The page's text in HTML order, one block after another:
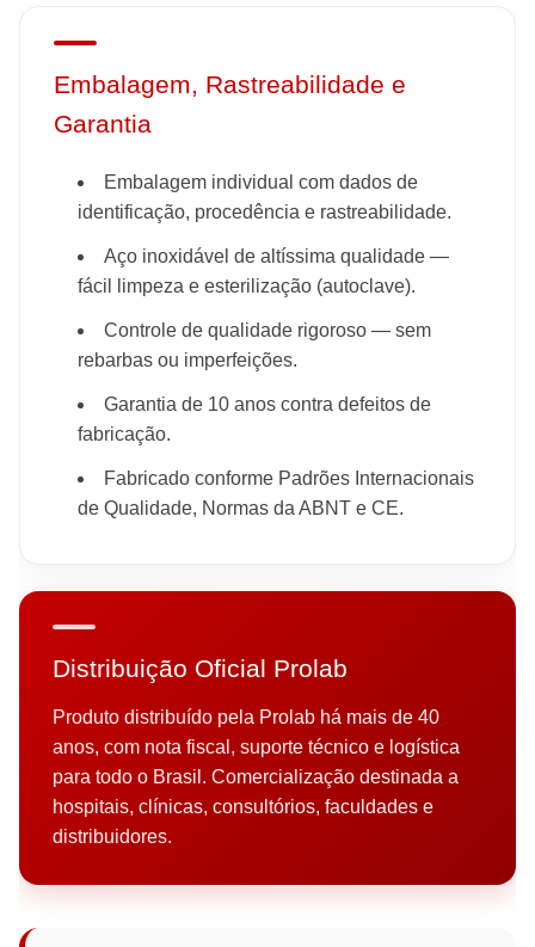
Embalagem, Rastreabilidade e
Garantia
Embalagem individual com dados de
identificação, procedência e rastreabilidade.
Aço inoxidável de altíssima qualidade —
fácil limpeza e esterilização (autoclave).
Controle de qualidade rigoroso — sem
rebarbas ou imperfeições.
Garantia de 10 anos contra defeitos de
fabricação.
Fabricado conforme Padrões Internacionais
de Qualidade, Normas da ABNT e CE.
Distribuição Oficial Prolab
Produto distribuído pela Prolab há mais de 40
anos, com nota fiscal, suporte técnico e logística
para todo o Brasil. Comercialização destinada a
hospitais, clínicas, consultórios, faculdades e
distribuidores.